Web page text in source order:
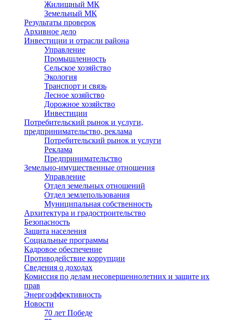
Жилищный МК
Земельный МК
Результаты проверок
Архивное дело
Инвестиции и отрасли района
Управление
Промышленность
Сельское хозяйство
Экология
Транспорт и связь
Лесное хозяйство
Дорожное хозяйство
Инвестиции
Потребительский рынок и услуги,
предпринимательство, реклама
Потребительский рынок и услуги
Реклама
Предпринимательство
Земельно-имущественные отношения
Управление
Отдел земельных отношений
Отдел землепользования
Муниципальная собственность
Архитектура и градостроительство
Безопасность
Защита населения
Социальные программы
Кадровое обеспечение
Противодействие коррупции
Сведения о доходах
Комиссия по делам несовершеннолетних и защите их
прав
Энергоэффективность
Новости
70 лет Победе